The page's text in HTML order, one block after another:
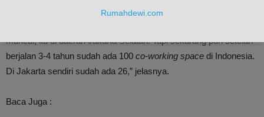
muncul, itu di daerah Jakarta Selatan. Tapi sekarang pun setelah
berjalan 3-4 tahun sudah ada 100 co-working space di Indonesia.
Di Jakarta sendiri sudah ada 26,” jelasnya.
Baca Juga :
Rumahdewi.com